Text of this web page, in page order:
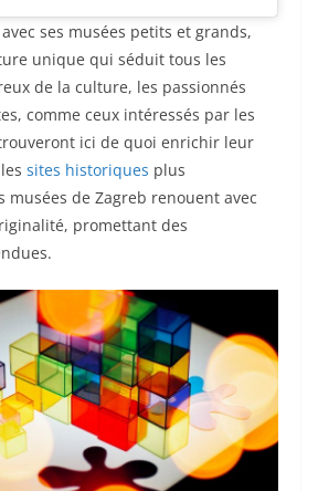
ses musées petits et grands,
unique qui séduit tous les
de la culture, les passionnés
comme ceux intéressés par les
ici de quoi enrichir leur
sites historiques plus
musées de Zagreb renouent avec
promettant des